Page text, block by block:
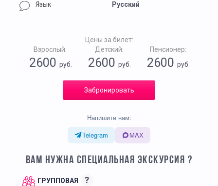
Язык Русский
Цены за билет:
Взрослый:
2600 руб.
Детский:
2600 руб.
Пенсионер:
2600руб.
Забронировать
Напишите нам:
Telegram
MAX
ВАМ НУЖНА СПЕЦИАЛЬНАЯ ЭКСКУРСИЯ ?
ГРУППОВАЯ ?